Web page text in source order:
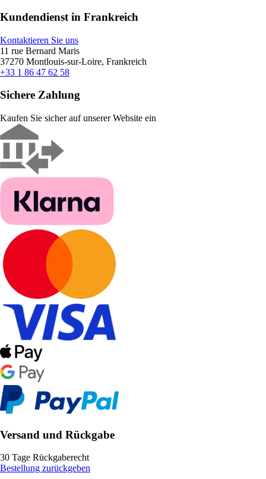
Kundendienst in Frankreich
Kontaktieren Sie uns
11 rue Bernard Maris
37270 Montlouis-sur-Loire, Frankreich
+33 1 86 47 62 58
Sichere Zahlung
Kaufen Sie sicher auf unserer Website ein
Versand und Rückgabe
30 Tage Rückgaberecht
Bestellung zurückgeben